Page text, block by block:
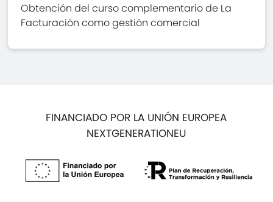
Obtención del curso complementario de La
Facturación como gestión comercial
FINANCIADO POR LA UNIÓN EUROPEA
NEXTGENERATIONEU